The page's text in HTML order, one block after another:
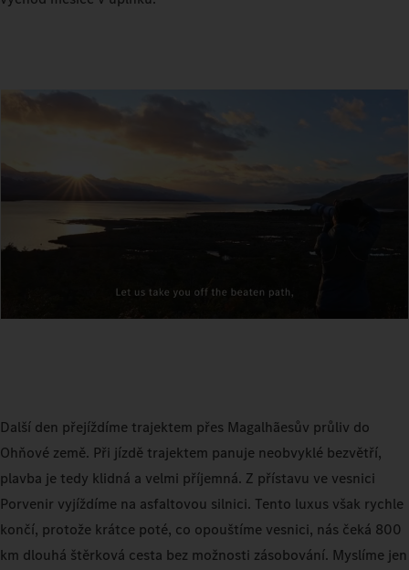
Další den přejíždíme trajektem přes Magalhãesův průliv do
Ohňové země. Při jízdě trajektem panuje neobvyklé bezvětří,
plavba je tedy klidná a velmi příjemná. Z přístavu ve vesnici
Porvenir vyjíždíme na asfaltovou silnici. Tento luxus však rychle
končí, protože krátce poté, co opouštíme vesnici, nás čeká 800
km dlouhá štěrková cesta bez možnosti zásobování. Myslíme jen